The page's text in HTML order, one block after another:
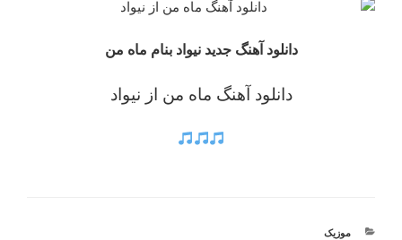
دانلود آهنگ جدید نیواد بنام ماه من
دانلود آهنگ ماه من از نیواد
دسته‌ها
موزیک